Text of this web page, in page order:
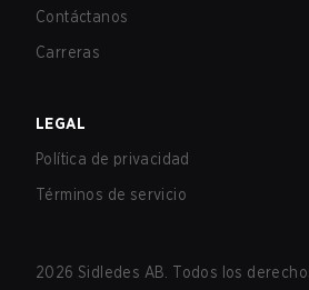
Contáctanos
Carreras
LEGAL
Política de privacidad
Términos de servicio
2026 Sidledes AB. Todos los